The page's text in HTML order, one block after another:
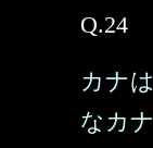
Q.24
カナ
なカ